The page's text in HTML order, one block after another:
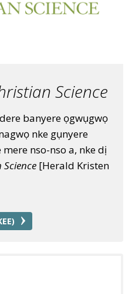
Science
banyere ọgwụgwọ
nke gụnyere
nso-nso a, nke dị
[Herald Kristen